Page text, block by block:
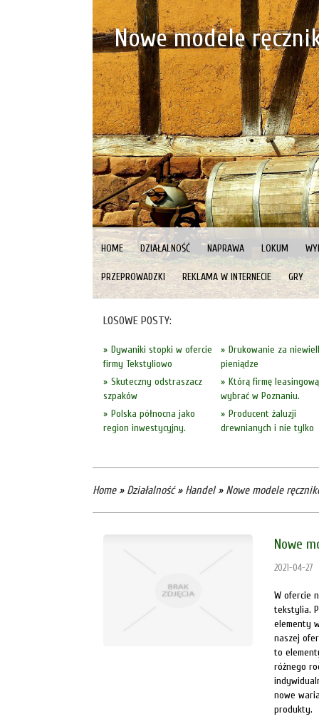
HOME DZIAŁALNOŚĆ NAPRAWA LOKUM
PRZEPROWADZKI REKLAMA W INTERNECIE GRY
Nowe modele
LOSOWE POSTY:
Drukowanie za
pieniądze
Dywaniki stopki w ofercie
firmy Tekstyliowo
Którą firmę leasingową
wybrać w Poznaniu.
Skuteczny odstraszacz
szpaków
Producent żaluzji
drewnianych i nie tylko
Polska północna jako
region inwestycyjny.
Home» Działalność» Handel» Nowe modele
Nowe
2021-04-27
W ofercie
tekstylia.
elementy
naszej
to
różnego
nowe
produkty.